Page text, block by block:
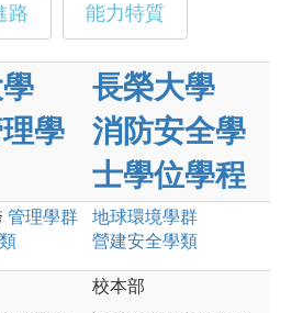
路 能力特質
學
長榮大學
消防安全學
士學位學程
管理學群
地球環境學群
營建安全學類
校本部